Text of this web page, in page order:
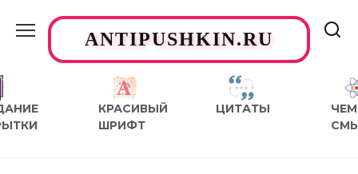
содержаниюANTIPUSHKIN.RU
КРАСИВЫЙ
ШРИФТ
ЦИТАТЫ
ЧЕМ